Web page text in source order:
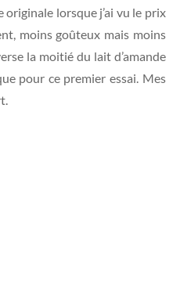
lorsque j’ai vu le prix
moins goûteux mais moins
la moitié du lait d’amande
pour ce premier essai. Mes